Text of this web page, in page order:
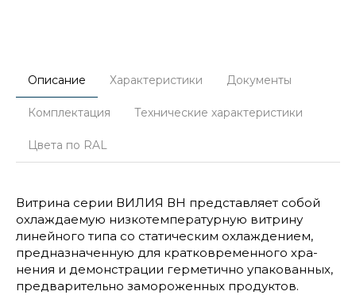
Описание Характеристики Документы
Комплектация Технические характеристики
Цвета по RAL
Витрина серии ВИЛИЯ ВН представляет собой
охлаждаемую низкотемпературную витрину
линейного типа со статическим охлаждением,
предназначенную для кратковременного хра-
нения и демонстрации герметично упакованных,
предварительно замороженных продуктов.